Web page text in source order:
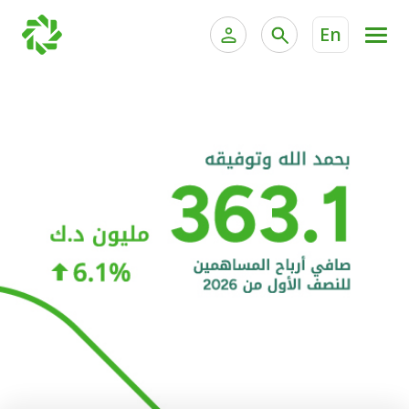
En
الخدمات المصرفية الإلكترونية للشركات
خدمة "بيتك" للتداول الإلكتروني
الحسابات المصرفية
البطاقات
"برامج العملاء"